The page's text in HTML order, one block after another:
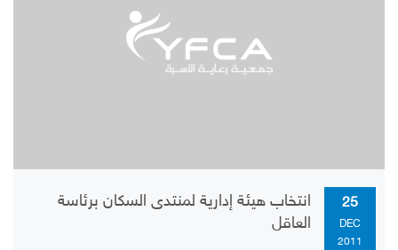
25
DEC
2011
انتخاب هيئة إدارية لمنتدى السكان برئاسة
العاقل